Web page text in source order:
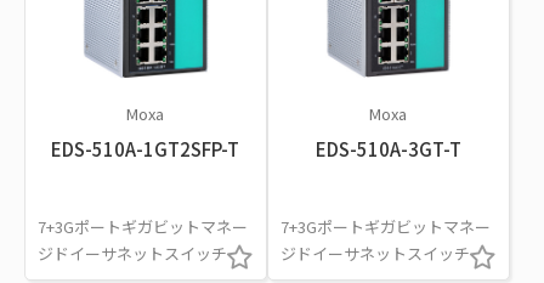
Moxa
EDS-510A-1GT2SFP-T
7+3Gポートギガビットマネー
ジドイーサネットスイッチ
Moxa
EDS-510A-3GT-T
7+3Gポートギガビットマネー
ジドイーサネットスイッチ